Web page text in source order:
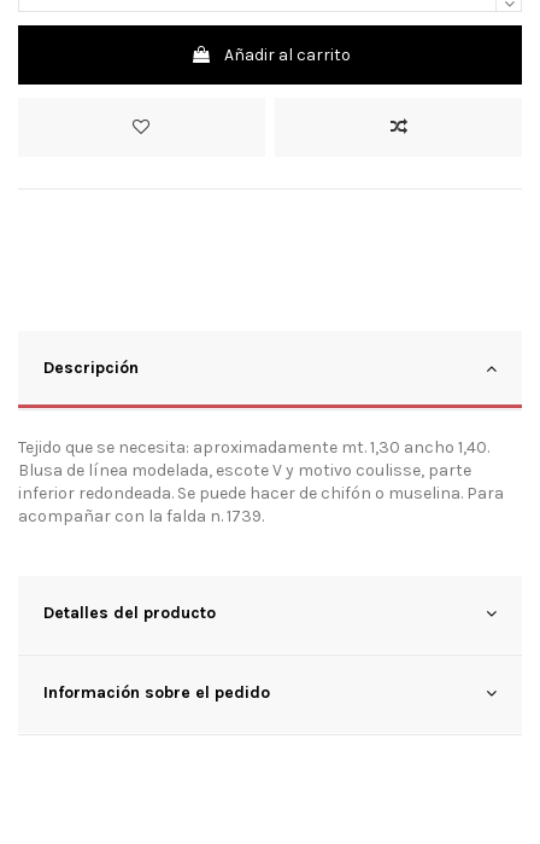
Añadir al carrito
Descripción
Tejido que se necesita: aproximadamente mt. 1,30 ancho 1,40.
Blusa de línea modelada, escote V y motivo coulisse, parte
inferior redondeada. Se puede hacer de chifón o muselina. Para
acompañar con la falda n. 1739.
Detalles del producto
Información sobre el pedido